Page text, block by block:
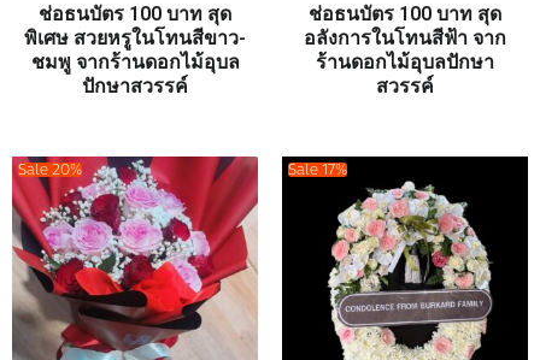
ช่อธนบัตร 100 บาท สุด
พิเศษ สวยหรูในโทนสีขาว-
ชมพู จากร้านดอกไม้อุบล
ปักษาสวรรค์
ช่อธนบัตร 100 บาท สุด
อลังการในโทนสีฟ้า จาก
ร้านดอกไม้อุบลปักษา
สวรรค์
Sale 20% Sale 17%